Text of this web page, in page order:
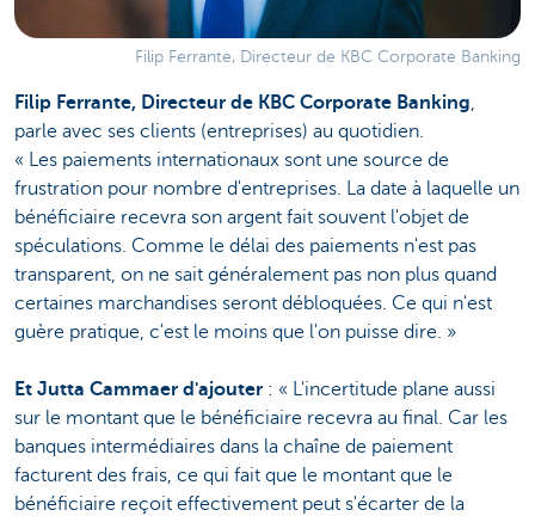
Filip Ferrante, Directeur de KBC Corporate Banking
Filip Ferrante, Directeur de KBC Corporate Banking
parle avec ses clients (entreprises) au quotidien.
« Les paiements internationaux sont une source de
frustration pour nombre d'entreprises. La date à laquelle un
bénéficiaire recevra son argent fait souvent l'objet de
spéculations. Comme le délai des paiements n'est pas
transparent, on ne sait généralement pas non plus quand
certaines marchandises seront débloquées. Ce qui n'est
guère pratique, c'est le moins que l'on puisse dire. »
Et Jutta Cammaer d'ajouter : « L'incertitude plane aussi
sur le montant que le bénéficiaire recevra au final. Car les
banques intermédiaires dans la chaîne de paiement
facturent des frais, ce qui fait que le montant que le
bénéficiaire reçoit effectivement peut s'écarter de la